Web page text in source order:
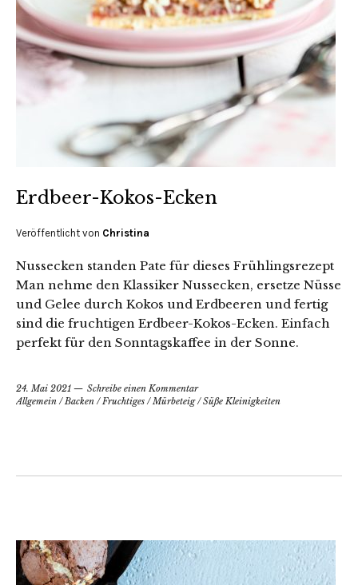
Erdbeer-Kokos-Ecken
Veröffentlicht von Christina
Nussecken standen Pate für dieses Frühlingsrezept
Man nehme den Klassiker Nussecken, ersetze Nüsse
und Gelee durch Kokos und Erdbeeren und fertig
sind die fruchtigen Erdbeer-Kokos-Ecken. Einfach
perfekt für den Sonntagskaffee in der Sonne.
24. Mai 2021
Schreibe einen Kommentar
Allgemein /Backen /Fruchtiges /Mürbeteig/Süße Kleinigkeiten